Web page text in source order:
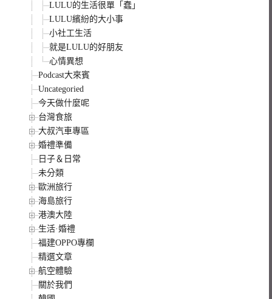
LULU的生活很單「蠢」
LULU繽紛的大小事
小社工生活
就是LULU的好朋友
心情異想
Podcast大來賓
Uncategoried
今天做什麼呢
台灣食旅
大叔汽車專區
婚禮準備
日子＆日常
未分類
歐洲旅行
海島旅行
港澳大陸
生活·婚禮
福建OPPO專欄
精選文章
航空體驗
關於我們